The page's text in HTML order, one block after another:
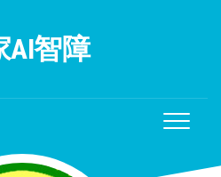
AI智障